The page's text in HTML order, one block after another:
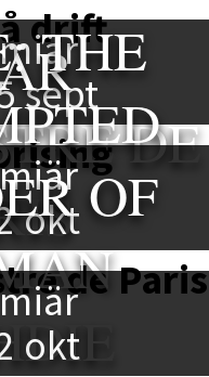
drift
sept
DE
okt
de Paris
THE
OF
okt